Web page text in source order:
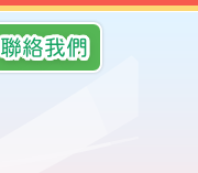
聯絡我們